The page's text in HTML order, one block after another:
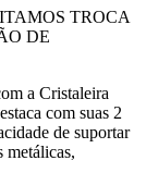
TROCA
DE
a Cristaleira
com suas 2
de suportar
metálicas,